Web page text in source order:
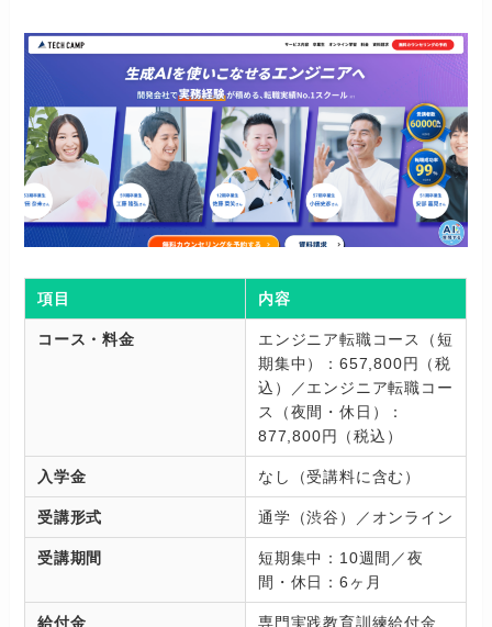
項目 内容
コース・料金
エンジニア転職コース（短
期集中）：657,800円（税
込）／エンジニア転職コー
ス（夜間・休日）：
877,800円（税込）
入学金 なし（受講料に含む）
受講形式 通学（渋谷）／オンライン
受講期間
短期集中：10週間／夜
間・休日：6ヶ月
給付金 専門実践教育訓練給付金